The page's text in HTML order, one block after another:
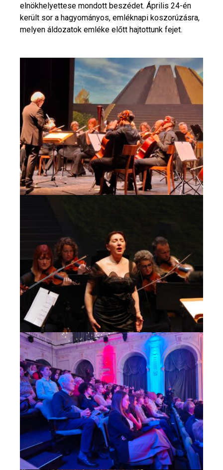
elnökhelyettese mondott beszédet. Április 24-én
került sor a hagyományos, emléknapi koszorúzásra,
melyen áldozatok emléke előtt hajtottunk fejet.